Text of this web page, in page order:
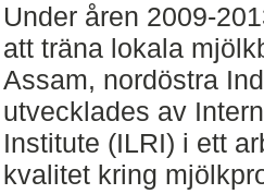
Under åren 2009-
att träna lokala
Assam, nordöstra
utvecklades av
Institute (ILRI) i ett
kvalitet kring